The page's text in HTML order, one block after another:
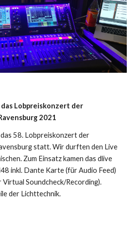
Lobpreiskonzert der
2021
58. Lobpreiskonzert der
statt. Wir durften den Live
Zum Einsatz kamen das dlive
inkl. Dante Karte (für Audio Feed)
Soundcheck/Recording).
der Lichttechnik.